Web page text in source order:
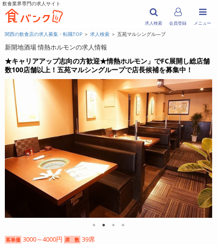
飲食業界専門の求人サイト
メニュー
求人検索 会員登録
関西の飲食店の求人募集・転職TOP ＞ 求人検索 ＞ 五苑マルシングル―プ
新開地酒場 情熱ホルモンの求人情報
★キャリアアップ志向の方歓迎★情熱ホルモン」でFC展開し総店舗
数100店舗以上！五苑マルシングループで店長候補を募集中！
客単価 3000～4000円 席 数 39席